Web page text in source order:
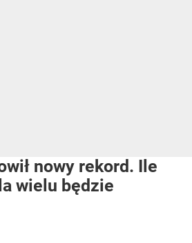
nowy rekord. Ile
wielu będzie